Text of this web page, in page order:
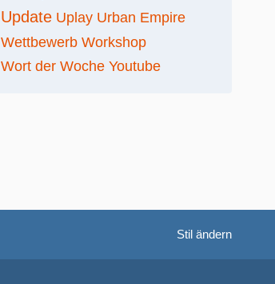
Update Uplay Urban Empire
Wettbewerb Workshop
Wort der Woche Youtube
Stil ändern